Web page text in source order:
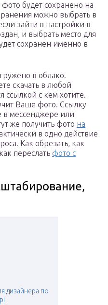
будет сохранено на
можно выбрать в
зайти в настройки в
и выбрать место для
сохранен именно в
в облако.
скачать в любой
ссылкой с кем хотите.
Ваше фото. Ссылку
в мессенджере или
же получить фото на
в одно действие
Как обрезать, как
переслать фото с
дизайнера по